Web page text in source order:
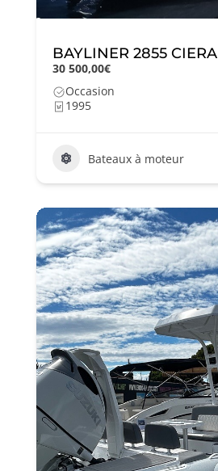
BAYLINER 2855 CIERA
30 500,00€
Occasion
1995
Bateaux à moteur